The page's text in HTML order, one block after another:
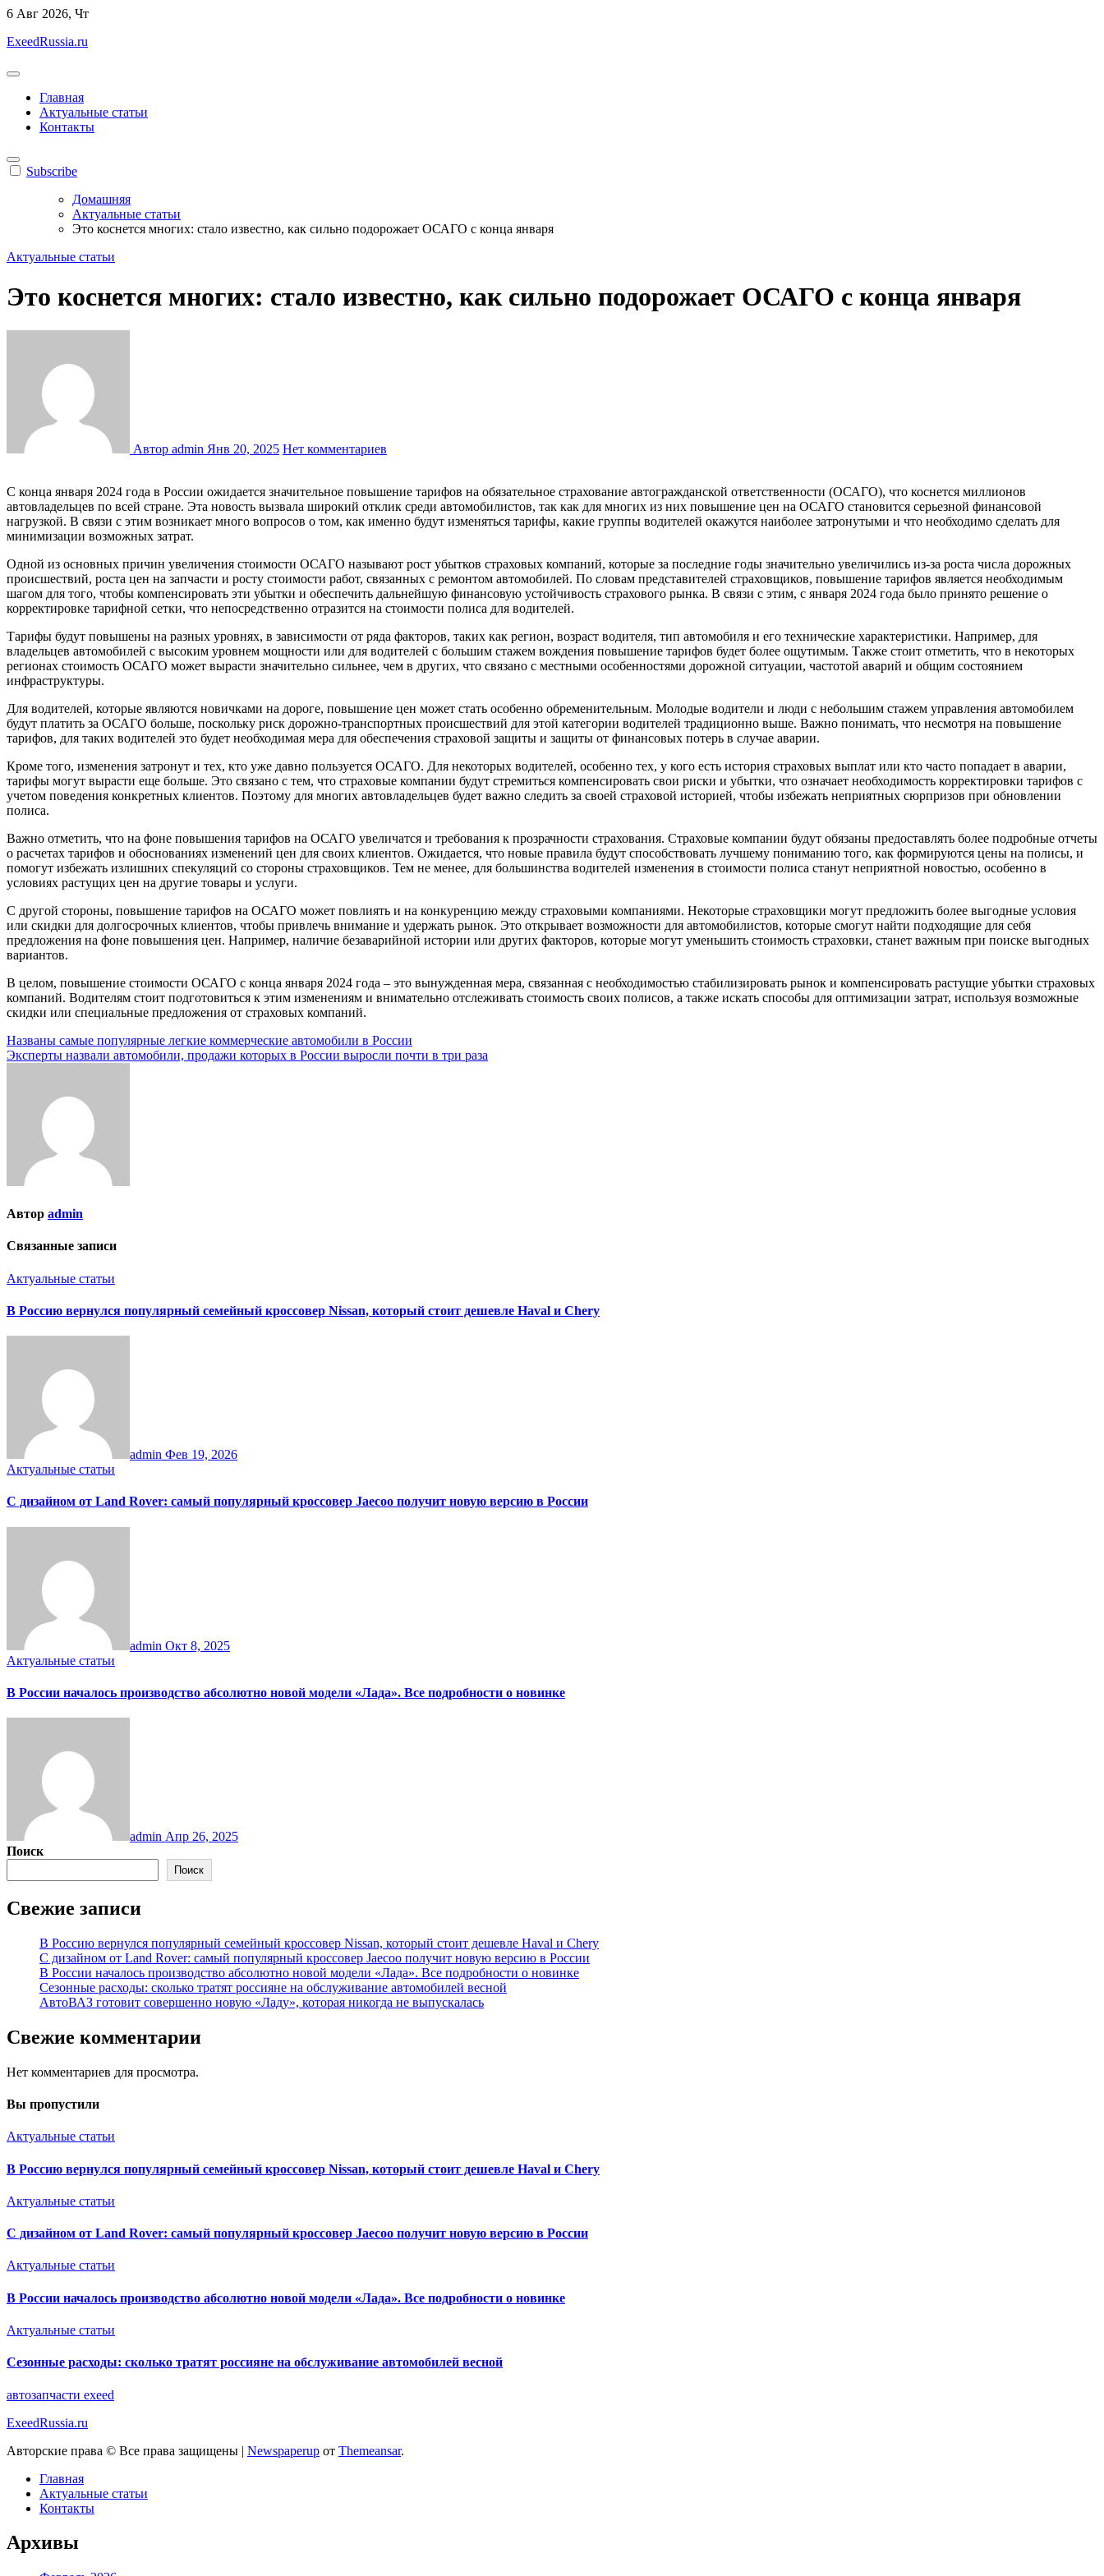
Перейти
содержанию
6 Авг 2026, Чт
ExeedRussia.ru
Главная
Актуальные статьи
Контакты
Subscribe
Домашняя
Актуальные статьи
Это коснется многих: стало известно, как сильно подорожает ОСАГО с конца января
Актуальные статьи
Это коснется многих: стало известно, как сильно подорожает ОСАГО с конца января
Автор admin Янв 20, 2025 Нет комментариев
С конца января 2024 года в России ожидается значительное повышение тарифов на обязательное страхование автогражданской ответственности (ОСАГО), что коснется миллионов
автовладельцев по всей стране. Эта новость вызвала широкий отклик среди автомобилистов, так как для многих из них повышение цен на ОСАГО становится серьезной финансовой
нагрузкой. В связи с этим возникает много вопросов о том, как именно будут изменяться тарифы, какие группы водителей окажутся наиболее затронутыми и что необходимо сделать для
минимизации возможных затрат.
Одной из основных причин увеличения стоимости ОСАГО называют рост убытков страховых компаний, которые за последние годы значительно увеличились из-за роста числа дорожных
происшествий, роста цен на запчасти и росту стоимости работ, связанных с ремонтом автомобилей. По словам представителей страховщиков, повышение тарифов является необходимым
шагом для того, чтобы компенсировать эти убытки и обеспечить дальнейшую финансовую устойчивость страхового рынка. В связи с этим, с января 2024 года было принято решение о
корректировке тарифной сетки, что непосредственно отразится на стоимости полиса для водителей.
Тарифы будут повышены на разных уровнях, в зависимости от ряда факторов, таких как регион, возраст водителя, тип автомобиля и его технические характеристики. Например, для
владельцев автомобилей с высоким уровнем мощности или для водителей с большим стажем вождения повышение тарифов будет более ощутимым. Также стоит отметить, что в некоторых
регионах стоимость ОСАГО может вырасти значительно сильнее, чем в других, что связано с местными особенностями дорожной ситуации, частотой аварий и общим состоянием
инфраструктуры.
Для водителей, которые являются новичками на дороге, повышение цен может стать особенно обременительным. Молодые водители и люди с небольшим стажем управления автомобилем
будут платить за ОСАГО больше, поскольку риск дорожно-транспортных происшествий для этой категории водителей традиционно выше. Важно понимать, что несмотря на повышение
тарифов, для таких водителей это будет необходимая мера для обеспечения страховой защиты и защиты от финансовых потерь в случае аварии.
Кроме того, изменения затронут и тех, кто уже давно пользуется ОСАГО. Для некоторых водителей, особенно тех, у кого есть история страховых выплат или кто часто попадает в аварии,
тарифы могут вырасти еще больше. Это связано с тем, что страховые компании будут стремиться компенсировать свои риски и убытки, что означает необходимость корректировки тарифов с
учетом поведения конкретных клиентов. Поэтому для многих автовладельцев будет важно следить за своей страховой историей, чтобы избежать неприятных сюрпризов при обновлении
полиса.
Важно отметить, что на фоне повышения тарифов на ОСАГО увеличатся и требования к прозрачности страхования. Страховые компании будут обязаны предоставлять более подробные отчеты
о расчетах тарифов и обоснованиях изменений цен для своих клиентов. Ожидается, что новые правила будут способствовать лучшему пониманию того, как формируются цены на полисы, и
помогут избежать излишних спекуляций со стороны страховщиков. Тем не менее, для большинства водителей изменения в стоимости полиса станут неприятной новостью, особенно в
условиях растущих цен на другие товары и услуги.
С другой стороны, повышение тарифов на ОСАГО может повлиять и на конкуренцию между страховыми компаниями. Некоторые страховщики могут предложить более выгодные условия
или скидки для долгосрочных клиентов, чтобы привлечь внимание и удержать рынок. Это открывает возможности для автомобилистов, которые смогут найти подходящие для себя
предложения на фоне повышения цен. Например, наличие безаварийной истории или других факторов, которые могут уменьшить стоимость страховки, станет важным при поиске выгодных
вариантов.
В целом, повышение стоимости ОСАГО с конца января 2024 года – это вынужденная мера, связанная с необходимостью стабилизировать рынок и компенсировать растущие убытки страховых
компаний. Водителям стоит подготовиться к этим изменениям и внимательно отслеживать стоимость своих полисов, а также искать способы для оптимизации затрат, используя возможные
скидки или специальные предложения от страховых компаний.
Навигация
по
Названы самые популярные легкие коммерческие автомобили в России
Эксперты назвали автомобили, продажи которых в России выросли почти в три раза
Автор admin
Связанные записи
Актуальные статьи
В Россию вернулся популярный семейный кроссовер Nissan, который стоит дешевле Haval и Chery
admin Фев 19, 2026
Актуальные статьи
С дизайном от Land Rover: самый популярный кроссовер Jaecoo получит новую версию в России
admin Окт 8, 2025
Актуальные статьи
В России началось производство абсолютно новой модели «Лада». Все подробности о новинке
admin Апр 26, 2025
Поиск
Поиск
Свежие записи
В Россию вернулся популярный семейный кроссовер Nissan, который стоит дешевле Haval и Chery
С дизайном от Land Rover: самый популярный кроссовер Jaecoo получит новую версию в России
В России началось производство абсолютно новой модели «Лада». Все подробности о новинке
Сезонные расходы: сколько тратят россияне на обслуживание автомобилей весной
АвтоВАЗ готовит совершенно новую «Ладу», которая никогда не выпускалась
Свежие комментарии
Нет комментариев для просмотра.
Вы пропустили
Актуальные статьи
В Россию вернулся популярный семейный кроссовер Nissan, который стоит дешевле Haval и Chery
Актуальные статьи
С дизайном от Land Rover: самый популярный кроссовер Jaecoo получит новую версию в России
Актуальные статьи
В России началось производство абсолютно новой модели «Лада». Все подробности о новинке
Актуальные статьи
Сезонные расходы: сколько тратят россияне на обслуживание автомобилей весной
автозапчасти exeed
ExeedRussia.ru
Авторские права © Все права защищены | Newspaperup от Themeansar.
Главная
Актуальные статьи
Контакты
Архивы